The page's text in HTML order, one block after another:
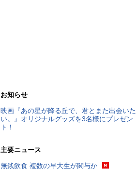
お知らせ
映画『あの星が降る丘で、君とまた出会いた
い。』オリジナルグッズを3名様にプレゼン
ト！
主要ニュース
無銭飲食 複数の早大生が関与か